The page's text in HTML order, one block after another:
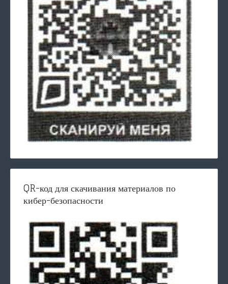
QR-код для скачивания материалов по
кибер-безопасности